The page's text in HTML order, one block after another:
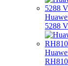
5288